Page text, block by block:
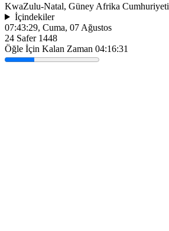
KwaZulu-Natal, Güney Afrika Cumhuriyeti
İçindekiler
07:43:29, Cuma, 07 Ağustos
24 Safer 1448
Öğle İçin Kalan Zaman 04:16:31